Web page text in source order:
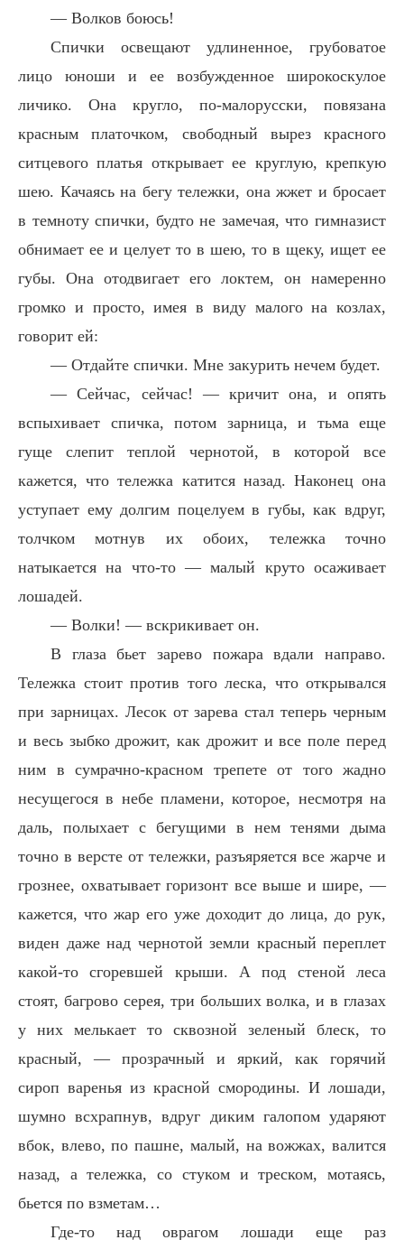
— Волков боюсь!
Спички освещают удлиненное, грубоватое
лицо юноши и ее возбужденное широкоскулое
личико. Она кругло, по-малорусски, повязана
красным платочком, свободный вырез красного
ситцевого платья открывает ее круглую, крепкую
шею. Качаясь на бегу тележки, она жжет и бросает
в темноту спички, будто не замечая, что гимназист
обнимает ее и целует то в шею, то в щеку, ищет ее
губы. Она отодвигает его локтем, он намеренно
громко и просто, имея в виду малого на козлах,
говорит ей:
— Отдайте спички. Мне закурить нечем будет.
— Сейчас, сейчас! — кричит она, и опять
вспыхивает спичка, потом зарница, и тьма еще
гуще слепит теплой чернотой, в которой все
кажется, что тележка катится назад. Наконец она
уступает ему долгим поцелуем в губы, как вдруг,
толчком мотнув их обоих, тележка точно
натыкается на что-то — малый круто осаживает
лошадей.
— Волки! — вскрикивает он.
В глаза бьет зарево пожара вдали направо.
Тележка стоит против того леска, что открывался
при зарницах. Лесок от зарева стал теперь черным
и весь зыбко дрожит, как дрожит и все поле перед
ним в сумрачно-красном трепете от того жадно
несущегося в небе пламени, которое, несмотря на
даль, полыхает с бегущими в нем тенями дыма
точно в версте от тележки, разъяряется все жарче и
грознее, охватывает горизонт все выше и шире, —
кажется, что жар его уже доходит до лица, до рук,
виден даже над чернотой земли красный переплет
какой-то сгоревшей крыши. А под стеной леса
стоят, багрово серея, три больших волка, и в глазах
у них мелькает то сквозной зеленый блеск, то
красный, — прозрачный и яркий, как горячий
сироп варенья из красной смородины. И лошади,
шумно всхрапнув, вдруг диким галопом ударяют
вбок, влево, по пашне, малый, на вожжах, валится
назад, а тележка, со стуком и треском, мотаясь,
бьется по взметам…
Где-то над оврагом лошади еще раз